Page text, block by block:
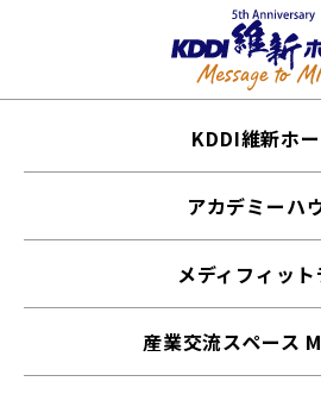
KDDI維新ホ
アカデミーハ
メディフィット
産業交流スペース